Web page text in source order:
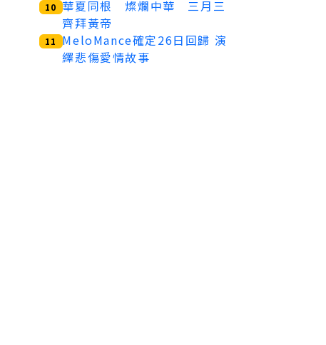
10 華夏同根 燦爛中華 三月三
齊拜黃帝
11
MeloMance確定26日回歸 演
繹悲傷愛情故事